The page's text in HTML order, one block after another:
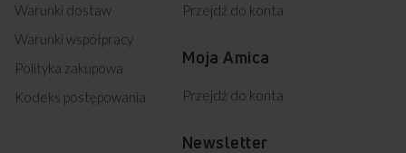
Warunki dostaw
Warunki współpracy
Polityka zakupowa
Kodeks postępowania
Przejdź do konta
Moja Amica
Przejdź do konta
Newsletter